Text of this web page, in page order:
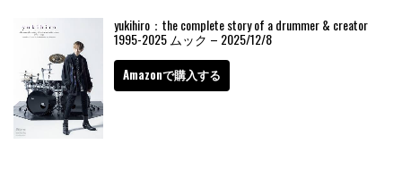
yukihiro：the complete story of a drummer & creator
1995-2025 ムック – 2025/12/8
Amazonで購入する